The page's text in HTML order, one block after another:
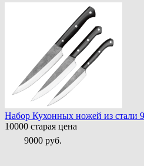
Набор Кухонных ножей из стали
10000 старая цена
9000 руб.